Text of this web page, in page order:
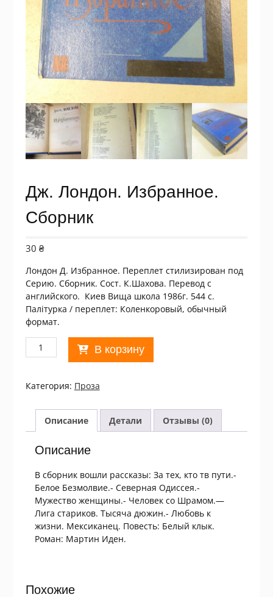
Дж. Лондон. Избранное.
Сборник
30 ₴
Лондон Д. Избранное. Переплет стилизирован под
Серию. Сборник. Сост. К.Шахова. Перевод с
английского. Киев Вища школа 1986г. 544 с.
Палiтурка / переплет: Коленкоровый, обычный
формат.
Количество
товара
Лондон.
Избранное.
Сборник
В корзину
Категория: Проза
Описание Детали Отзывы (0)
Описание
В сборник вошли рассказы: За тех, кто тв пути.-
Белое Безмолвие.- Северная Одиссея.-
Мужество женщины.- Человек со Шрамом.—
Лига стариков. Тысяча дюжин.- Любовь к
жизни. Мексиканец. Повесть: Белый клык.
Роман: Мартин Иден.
Похожие